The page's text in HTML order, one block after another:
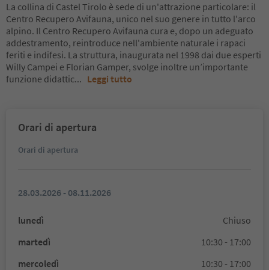
La collina di Castel Tirolo è sede di un'attrazione particolare: il
Centro Recupero Avifauna, unico nel suo genere in tutto l'arco
alpino. Il Centro Recupero Avifauna cura e, dopo un adeguato
addestramento, reintroduce nell'ambiente naturale i rapaci
feriti e indifesi. La struttura, inaugurata nel 1998 dai due esperti
Willy Campei e Florian Gamper, svolge inoltre un’importante
funzione didattic... Leggi tutto
Orari di apertura
Orari di apertura
28.03.2026 - 08.11.2026
lunedì
Chiuso
martedì
10:30 - 17:00
mercoledì
10:30 - 17:00